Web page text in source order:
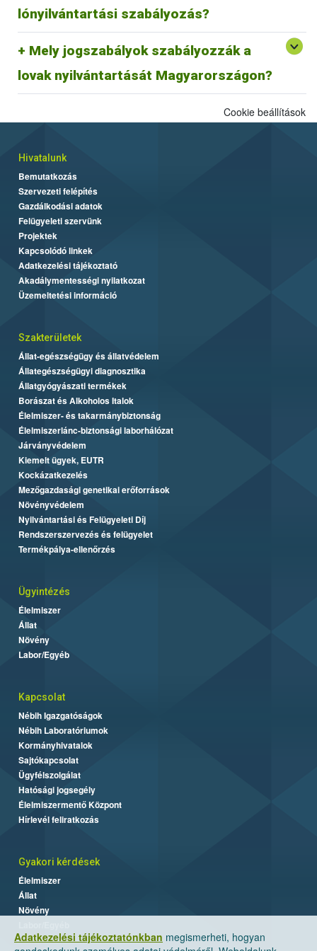
lónyilvántartási szabályozás?
megfeleltetése jelenleg zajlik.
Mely jogszabályok szabályozzák a
lovak nyilvántartását Magyarországon?
64/2003 (VI. 16.) FVM rendelet az egyes állatfajok
Egységes Nyilvántartási és Azonosítási Rendszeréről.
Adatkezelési tájékoztatónkban megismerheti, hogyan
Cookie beállítások
Hivatalunk
Bemutatkozás
Szervezeti felépítés
Gazdálkodási adatok
Felügyeleti szervünk
Projektek
Kapcsolódó linkek
Adatkezelési tájékoztató
Akadálymentességi nyilatkozat
Üzemeltetési információ
Szakterületek
Állat-egészségügy és állatvédelem
Állategészségügyi diagnosztika
Állatgyógyászati termékek
Borászat és Alkoholos Italok
Élelmiszer- és takarmánybiztonság
Élelmiszerlánc-biztonsági laborhálózat
Járványvédelem
Kiemelt ügyek, EUTR
Kockázatkezelés
Mezőgazdasági genetikai erőforrások
Növényvédelem
Nyilvántartási és Felügyeleti Díj
Rendszerszervezés és felügyelet
Termékpálya-ellenőrzés
Ügyintézés
Élelmiszer
Állat
Növény
Labor/Egyéb
Kapcsolat
Nébih Igazgatóságok
Nébih Laboratóriumok
Kormányhivatalok
Sajtókapcsolat
Ügyfélszolgálat
Hatósági jogsegély
Élelmiszermentő Központ
Hírlevél feliratkozás
Gyakori kérdések
Élelmiszer
Állat
Növény